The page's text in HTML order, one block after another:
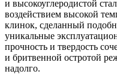
и высокоуглеродистой
воздействием высокой
клинок, сделанный
уникальные
прочность и твердость
и бритвенной остротой
надолго.